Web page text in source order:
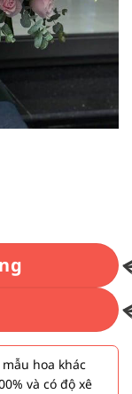
hoa khác
và có độ xê